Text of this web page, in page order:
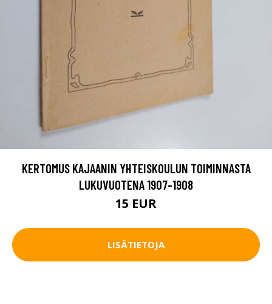
KERTOMUS KAJAANIN YHTEISKOULUN TOIMINNASTA
LUKUVUOTENA 1907-1908
15 EUR
LISÄTIETOJA